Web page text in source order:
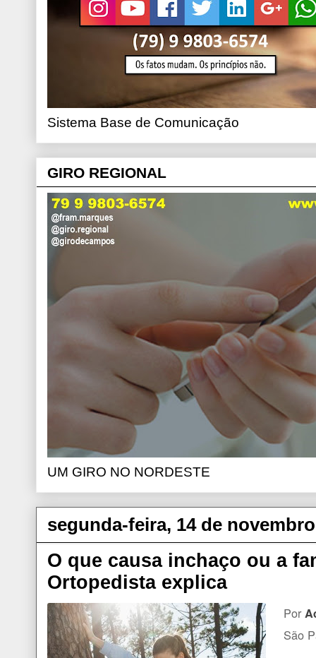
Sistema Base de Comunicação
GIRO REGIONAL
UM GIRO NO NORDESTE
segunda-feira, 14 de
O que causa inchaço ou a
Ortopedista explica
Por
São